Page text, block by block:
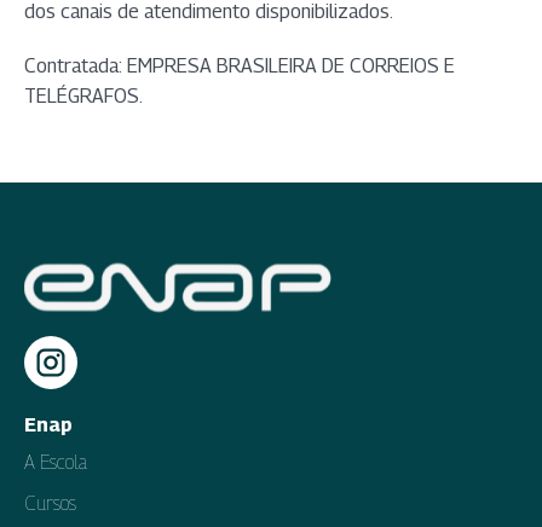
dos canais de atendimento disponibilizados.
Contratada: EMPRESA BRASILEIRA DE CORREIOS E
TELÉGRAFOS.
Enap
A Escola
Cursos